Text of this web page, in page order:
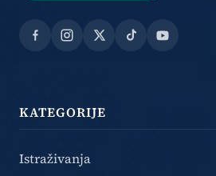
Facebook
Instagram
X TikTokYouTube
KATEGORIJE
Istraživanja